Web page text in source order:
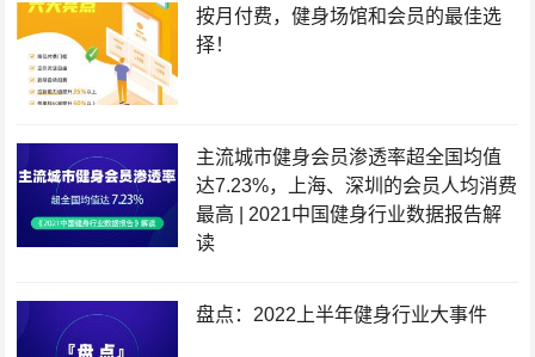
按月付费，健身场馆和会员的最佳选
择！
主流城市健身会员渗透率超全国均值
达7.23%，上海、深圳的会员人均消费
最高 | 2021中国健身行业数据报告解
读
盘点：2022上半年健身行业大事件